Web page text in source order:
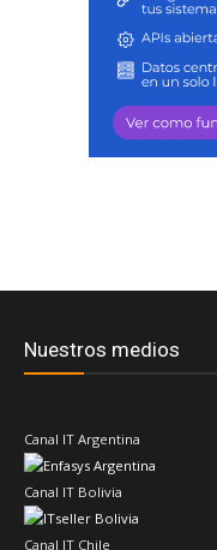
Nuestros medios
Canal IT Argentina
Canal IT Bolivia
Canal IT Chile